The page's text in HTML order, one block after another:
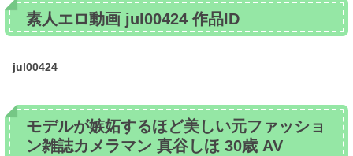
素人エロ動画 jul00424 作品ID
jul00424
モデルが嫉妬するほど美しい元ファッショ
ン雑誌カメラマン 真谷しほ 30歳 AV